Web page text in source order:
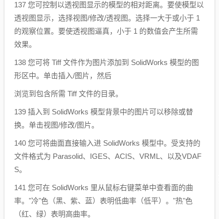
137 您可控制以透视图显示的模型的相对距离。要使模型以
透视图显示，选择视图/修改/透视图。选择一大于或小于 1
的观察位置。要使透视图逼真，小于 1 的数值会产生所需
效果。
138 您可将 Tiff 文件作为图片添加到 SolidWorks 模型的图
形区中。单击插入/图片，然后
浏览到包含所需 Tiff 文件的目录。
139 插入到 SolidWorks 模型背景中的图片可以移除或替
换。单击视图/修改/图片。
140 您可将曲面直接输入进 SolidWorks 模型中。受支持的
文件格式为 Parasolid、IGES、ACIS、VRML、以及VDAF
S。
141 您可在 SolidWorks 里从鼠标右键菜单中查看面的曲
率。"冷"色（黑、紫、蓝）表明低曲率（低平）。"热"色
（红、绿）表明高曲率。